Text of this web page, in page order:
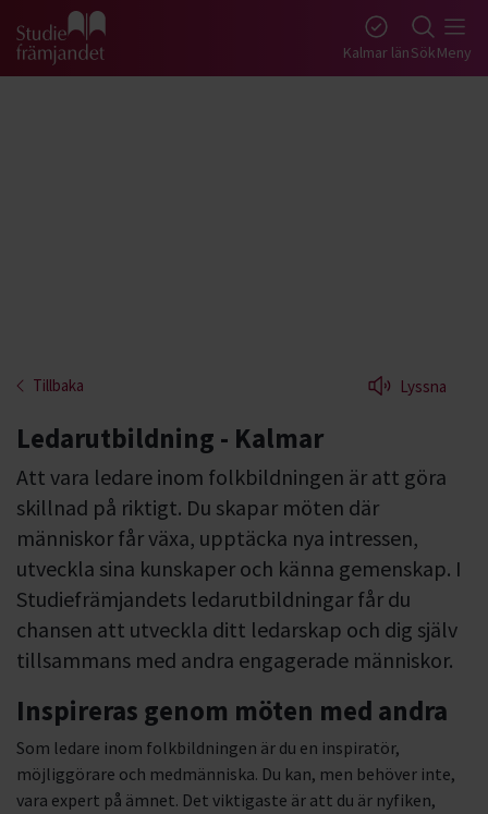
Gå till studiefrämjandets startsida Kalmar länSökMeny
Tillbaka Lyssna
Ledarutbildning - Kalmar
Att vara ledare inom folkbildningen är att göra
skillnad på riktigt. Du skapar möten där
människor får växa, upptäcka nya intressen,
utveckla sina kunskaper och känna gemenskap. I
Studiefrämjandets ledarutbildningar får du
chansen att utveckla ditt ledarskap och dig själv
tillsammans med andra engagerade människor.
Inspireras genom möten med andra
Som ledare inom folkbildningen är du en inspiratör,
möjliggörare och medmänniska. Du kan, men behöver inte,
vara expert på ämnet. Det viktigaste är att du är nyfiken,